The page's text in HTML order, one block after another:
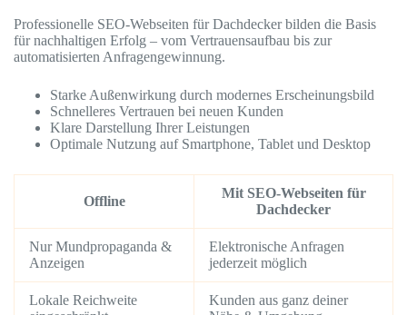
Professionelle SEO-Webseiten für Dachdecker bilden die Basis
für nachhaltigen Erfolg – vom Vertrauensaufbau bis zur
automatisierten Anfragengewinnung.
Starke Außenwirkung durch modernes Erscheinungsbild
Schnelleres Vertrauen bei neuen Kunden
Klare Darstellung Ihrer Leistungen
Optimale Nutzung auf Smartphone, Tablet und Desktop
Offline
Mit SEO-Webseiten für
Dachdecker
Nur Mundpropaganda &
Anzeigen
Elektronische Anfragen
jederzeit möglich
Lokale Reichweite
Kunden aus ganz deiner